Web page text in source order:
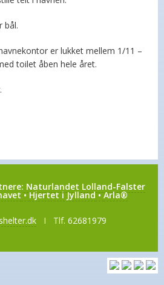
bål.
er lukket mellem 1/11 –
toilet åben hele året.
Naturlandet Lolland-Falster
•Hjertet i Jylland•Arla®
I Tlf. 62681979